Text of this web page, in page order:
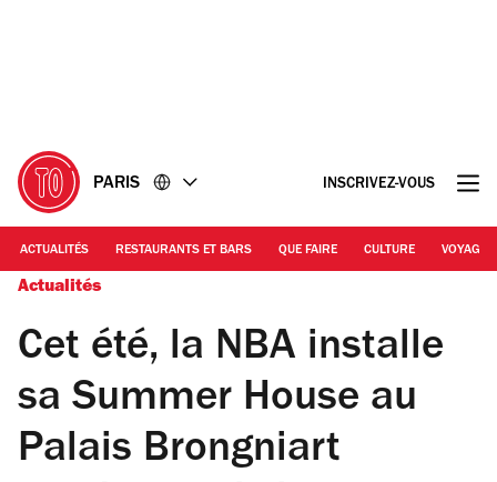
PARIS INSCRIVEZ-VOUS
ACTUALITÉS RESTAURANTS ET BARS QUE FAIRE CULTURE VOYAGE
Actualités
Cet été, la NBA installe
sa Summer House au
Palais Brongniart